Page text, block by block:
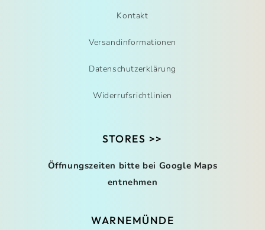
Kontakt
Versandinformationen
Datenschutzerklärung
Widerrufsrichtlinien
STORES >>
Öffnungszeiten bitte bei Google Maps
entnehmen
WARNEMÜNDE